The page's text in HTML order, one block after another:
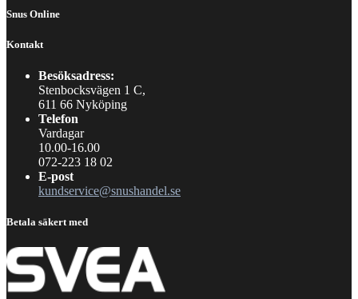
Snus Online
Kontakt
Besöksadress:
Stenbocksvägen 1 C,
611 66 Nyköping
Telefon
Vardagar
10.00-16.00
072-223 18 02
E-post
kundservice@snushandel.se
Betala säkert med